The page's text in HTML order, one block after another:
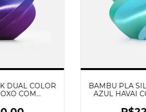
DUAL COLOR
COM
BAMBU PLA
AZUL HAVAI